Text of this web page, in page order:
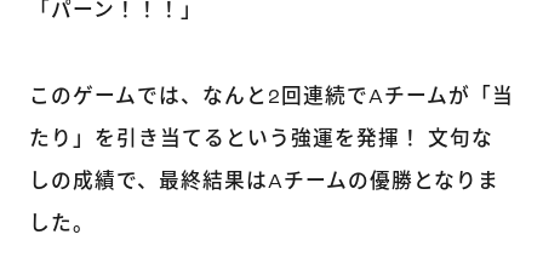
「パーン！！！」
このゲームでは、なんと2回連続でAチームが「当
たり」を引き当てるという強運を発揮！ 文句な
しの成績で、最終結果はAチームの優勝となりま
した。